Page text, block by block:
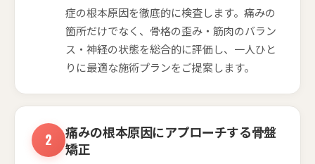
症の根本原因を徹底的に検査します。痛みの
箇所だけでなく、骨格の歪み・筋肉のバラン
ス・神経の状態を総合的に評価し、一人ひと
りに最適な施術プランをご提案します。
痛みの根本原因にアプローチする骨盤
矯正